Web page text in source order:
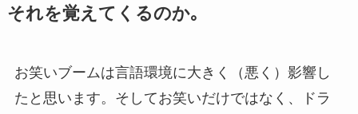
それを覚えてくるのか｡
お笑いブームは言語環境に大きく（悪く）影響し
たと思います。そしてお笑いだけではなく、ドラ